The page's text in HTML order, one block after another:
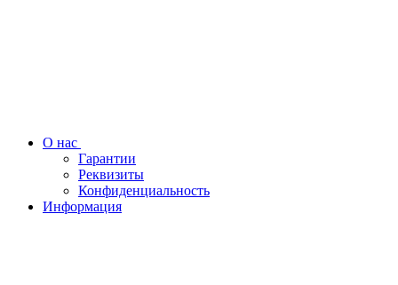
О нас
Гарантии
Реквизиты
Конфиденциальность
Информация